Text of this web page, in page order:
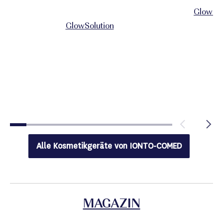
GlowSolution
Alle Kosmetikgeräte von IONTO-COMED
MAGAZIN